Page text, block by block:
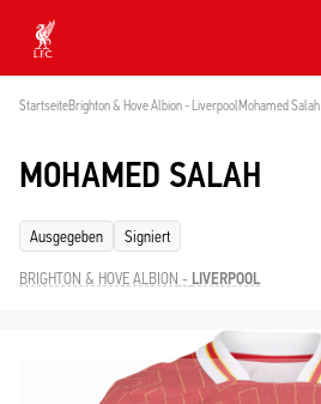
Now live
Liverpool
StartseiteBrighton & Hove Albion - LiverpoolMohamed Salah
MOHAMED SALAH
Ausgegeben Signiert
BRIGHTON & HOVE ALBION - LIVERPOOL